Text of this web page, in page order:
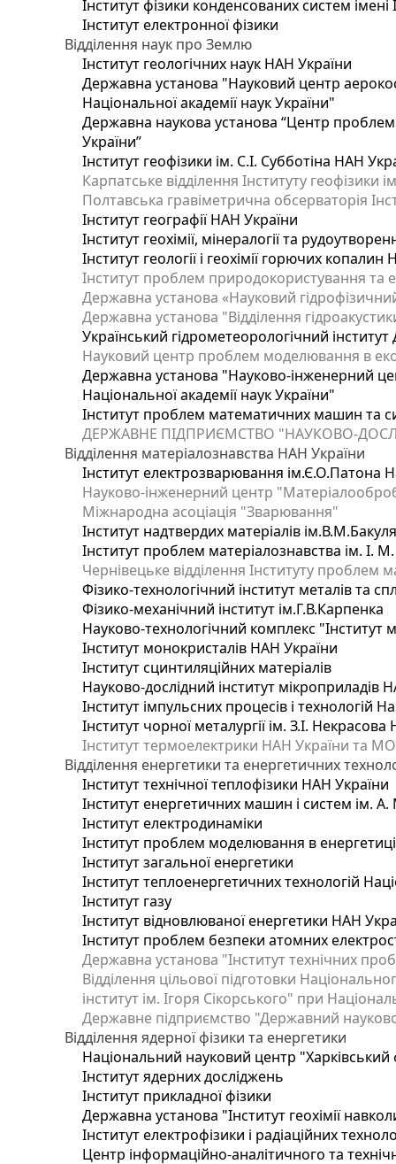
Інститут фізики конденсованих систем
Інститут електронної фізики
Відділення наук про Землю
Інститут геологічних наук НАН України
Державна установа "Науковий центр
Національної академії наук України"
Державна наукова установа “Центр проблем
України”
Інститут геофізики ім. С.І. Субботіна НАН
Карпатське відділення Інституту геофізики
Полтавська гравіметрична обсерваторія
Інститут географії НАН України
Інститут геохімії, мінералогії та
Інститут геології і геохімії горючих
Інститут проблем природокористування та
Державна установа «Науковий
Державна установа "Відділення
Український гідрометеорологічний
Науковий центр проблем моделювання в
Державна установа "Науково-інженерний
Національної академії наук України"
Інститут проблем математичних машин та
ДЕРЖАВНЕ ПІДПРИЄМСТВО "НАУКОВО-
Відділення матеріалознавства НАН України
Інститут електрозварювання ім.Є.О.Патона
Науково-інженерний центр
Міжнародна асоціація "Зварювання"
Інститут надтвердих матеріалів
Інститут проблем матеріалознавства ім. І.
Чернівецьке відділення Інституту проблем
Фізико-технологічний інститут металів та
Фізико-механічний інститут ім.Г.В.Карпенка
Науково-технологічний комплекс "Інститут
Інститут монокристалів НАН України
Інститут сцинтиляційних матеріалів
Науково-дослідний інститут мікроприладів
Інститут імпульсних процесів і технологій
Інститут чорної металургії ім. З.І.
Інститут термоелектрики НАН України та
Відділення енергетики та енергетичних
Інститут технічної теплофізики НАН України
Інститут енергетичних машин і систем ім.
Інститут електродинаміки
Інститут проблем моделювання в
Інститут загальної енергетики
Інститут теплоенергетичних технологій
Інститут газу
Інститут відновлюваної енергетики НАН
Інститут проблем безпеки атомних
Державна установа "Інститут технічних
Відділення цільової підготовки
інститут ім. Ігоря Сікорського" при
Державне підприємство "Державний
Відділення ядерної фізики та енергетики
Національний науковий центр "Харківський
Інститут ядерних досліджень
Інститут прикладної фізики
Державна установа "Інститут геохімії
Інститут електрофізики і радіаційних
Центр інформаційно-аналітичного та